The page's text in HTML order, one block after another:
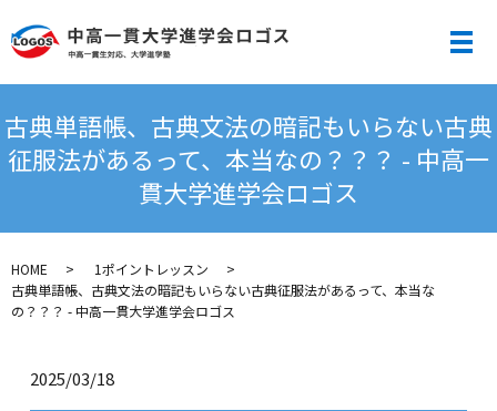
メ
古典単語帳、古典文法の暗記もいらない古典
征服法があるって、本当なの？？？ - 中高一
貫大学進学会ロゴス
HOME
1ポイントレッスン
古典単語帳、古典文法の暗記もいらない古典征服法があるって、本当な
の？？？ - 中高一貫大学進学会ロゴス
2025/03/18